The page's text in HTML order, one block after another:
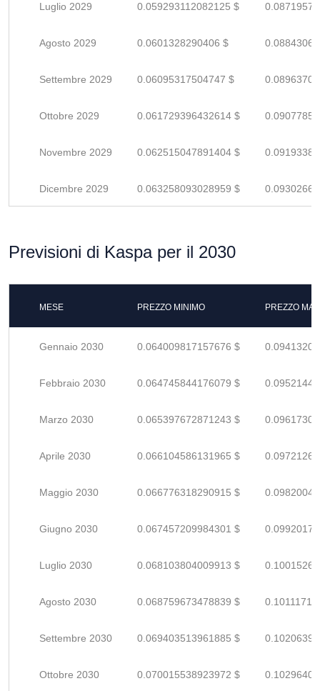
Luglio 2029 0.059293112082125 $
Agosto 2029 0.0601328290406 $
Settembre 2029 0.06095317504747 $
Ottobre 2029 0.061729396432614 $
Novembre 2029 0.062515047891404 $
Dicembre 2029 0.063258093028959 $
Previsioni di Kaspa per il 2030
MESE PREZZO MINIMO PREZZO
Gennaio 2030 0.064009817157676 $
Febbraio 2030 0.064745844176079 $
Marzo 2030 0.065397672871243 $
Aprile 2030 0.066104586131965 $
Maggio 2030 0.066776318290915 $
Giugno 2030 0.067457209984301 $
Luglio 2030 0.068103804009913 $
Agosto 2030 0.068759673478839 $
Settembre 2030 0.069403513961885 $
Ottobre 2030 0.070015538923972 $